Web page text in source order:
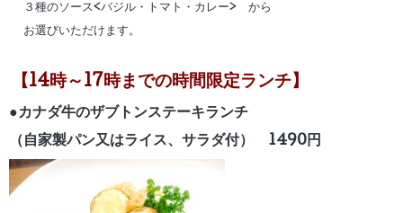
３種のソース<バジル・トマト・カレー> から
お選びいただけます。
【14時～17時までの時間限定ランチ】
●カナダ牛のザブトンステーキランチ
（自家製パン又はライス、サラダ付） 1490円